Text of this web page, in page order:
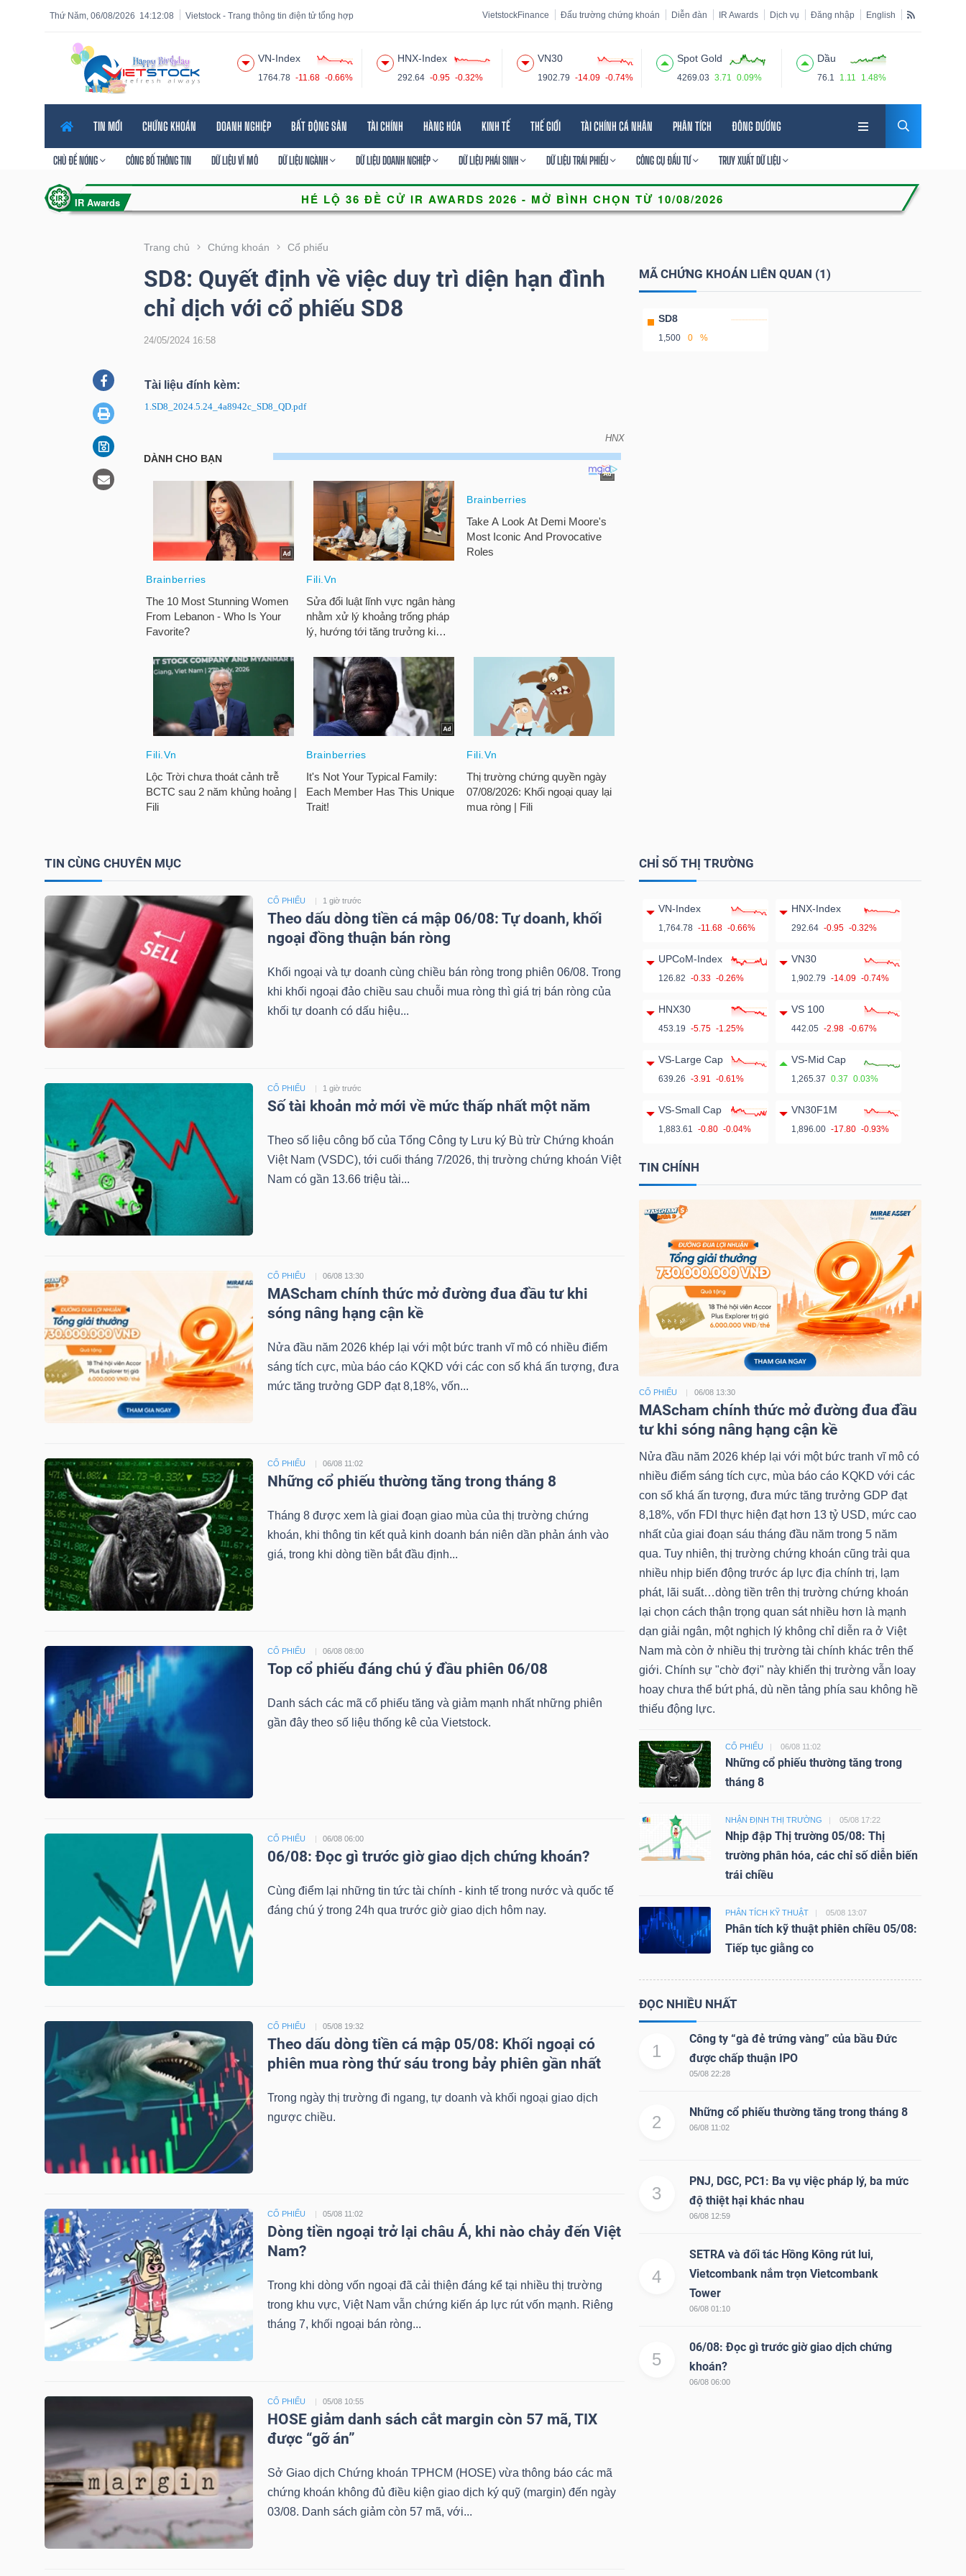
14:12:09
Thứ Năm, 06/08/2026 Vietstock - Trang thông tin điện tử tổng hợp VietstockFinance Đấu trường chứng khoán Diễn đàn IR Awards Dịch vụ Đăng nhập English
VN-Index
1764.78 -11.68 -0.66%
HNX-Index
292.64 -0.95 -0.32%
VN30
1902.79 -14.09 -0.74%
Spot Gold
4269.03 3.71 0.09%
Dầu
76.1 1.11 1.48%
TIN MỚI CHỨNG KHOÁN DOANH NGHIỆP BẤT ĐỘNG SẢN TÀI CHÍNH HÀNG HÓA KINH TẾ THẾ GIỚI TÀI CHÍNH CÁ NHÂN PHÂN TÍCH ĐÔNG DƯƠNG
CHỦ ĐỀ NÓNG CÔNG BỐ THÔNG TIN DỮ LIỆU VĨ MÔ DỮ LIỆU NGÀNH DỮ LIỆU DOANH NGHIỆP DỮ LIỆU PHÁI SINH DỮ LIỆU TRÁI PHIẾU CÔNG CỤ ĐẦU TƯ TRUY XUẤT DỮ LIỆU
Trang chủ Chứng khoán Cổ phiếu
SD8: Quyết định về việc duy trì diện hạn đình
chỉ dịch với cổ phiếu SD8
24/05/2024 16:58
Tài liệu đính kèm:
1.SD8_2024.5.24_4a8942c_SD8_QD.pdf
HNX
SD8: Quyết định về việc duy trì diện hạn đình chỉ dịch với cổ phiếu SD8
MÃ CHỨNG KHOÁN LIÊN QUAN (1)
SD8
1,500 0 %
TIN CÙNG CHUYÊN MỤC
CỔ PHIẾU 1 giờ trước
Theo dấu dòng tiền cá mập 06/08: Tự doanh, khối
ngoại đồng thuận bán ròng
Khối ngoại và tự doanh cùng chiều bán ròng trong phiên 06/08. Trong
khi khối ngoại đảo chiều sau chuỗi mua ròng thì giá trị bán ròng của
khối tự doanh có dấu hiệu...
CỔ PHIẾU 1 giờ trước
Số tài khoản mở mới về mức thấp nhất một năm
Theo số liệu công bố của Tổng Công ty Lưu ký Bù trừ Chứng khoán
Việt Nam (VSDC), tới cuối tháng 7/2026, thị trường chứng khoán Việt
Nam có gần 13.66 triệu tài...
CỔ PHIẾU 06/08 13:30
MAScham chính thức mở đường đua đầu tư khi
sóng nâng hạng cận kề
Nửa đầu năm 2026 khép lại với một bức tranh vĩ mô có nhiều điểm
sáng tích cực, mùa báo cáo KQKD với các con số khá ấn tượng, đưa
mức tăng trưởng GDP đạt 8,18%, vốn...
CỔ PHIẾU 06/08 11:02
Những cổ phiếu thường tăng trong tháng 8
Tháng 8 được xem là giai đoạn giao mùa của thị trường chứng
khoán, khi thông tin kết quả kinh doanh bán niên dần phản ánh vào
giá, trong khi dòng tiền bắt đầu định...
CỔ PHIẾU 06/08 08:00
Top cổ phiếu đáng chú ý đầu phiên 06/08
Danh sách các mã cổ phiếu tăng và giảm mạnh nhất những phiên
gần đây theo số liệu thống kê của Vietstock.
CỔ PHIẾU 06/08 06:00
06/08: Đọc gì trước giờ giao dịch chứng khoán?
Cùng điểm lại những tin tức tài chính - kinh tế trong nước và quốc tế
đáng chú ý trong 24h qua trước giờ giao dịch hôm nay.
CỔ PHIẾU 05/08 19:32
Theo dấu dòng tiền cá mập 05/08: Khối ngoại có
phiên mua ròng thứ sáu trong bảy phiên gần nhất
Trong ngày thị trường đi ngang, tự doanh và khối ngoại giao dịch
ngược chiều.
CỔ PHIẾU 05/08 11:02
Dòng tiền ngoại trở lại châu Á, khi nào chảy đến Việt
Nam?
Trong khi dòng vốn ngoại đã cải thiện đáng kể tại nhiều thị trường
trong khu vực, Việt Nam vẫn chứng kiến áp lực rút vốn mạnh. Riêng
tháng 7, khối ngoại bán ròng...
CỔ PHIẾU 05/08 10:55
HOSE giảm danh sách cắt margin còn 57 mã, TIX
được “gỡ án”
Sở Giao dịch Chứng khoán TPHCM (HOSE) vừa thông báo các mã
chứng khoán không đủ điều kiện giao dịch ký quỹ (margin) đến ngày
03/08. Danh sách giảm còn 57 mã, với...
CHỈ SỐ THỊ TRƯỜNG
VN-Index
1,764.78 -11.68 -0.66%
HNX-Index
292.64 -0.95 -0.32%
UPCoM-Index
126.82 -0.33 -0.26%
VN30
1,902.79 -14.09 -0.74%
HNX30
453.19 -5.75 -1.25%
VS 100
442.05 -2.98 -0.67%
VS-Large Cap
639.26 -3.91 -0.61%
VS-Mid Cap
1,265.37 0.37 0.03%
VS-Small Cap
1,883.61 -0.80 -0.04%
VN30F1M
1,896.00 -17.80 -0.93%
TIN CHÍNH
CỔ PHIẾU 06/08 13:30
MAScham chính thức mở đường đua đầu
tư khi sóng nâng hạng cận kề
Nửa đầu năm 2026 khép lại với một bức tranh vĩ mô có
nhiều điểm sáng tích cực, mùa báo cáo KQKD với các
con số khá ấn tượng, đưa mức tăng trưởng GDP đạt
8,18%, vốn FDI thực hiện đạt hơn 13 tỷ USD, mức cao
nhất của giai đoạn sáu tháng đầu năm trong 5 năm
qua. Tuy nhiên, thị trường chứng khoán cũng trải qua
nhiều nhịp biến động trước áp lực địa chính trị, lạm
phát, lãi suất…dòng tiền trên thị trường chứng khoán
lại chọn cách thận trọng quan sát nhiều hơn là mạnh
dạn giải ngân, một nghịch lý không chỉ diễn ra ở Việt
Nam mà còn ở nhiều thị trường tài chính khác trên thế
giới. Chính sự "chờ đợi" này khiến thị trường vẫn loay
hoay chưa thể bứt phá, dù nền tảng phía sau không hề
thiếu động lực.
CỔ PHIẾU 06/08 11:02
Những cổ phiếu thường tăng trong
tháng 8
NHẬN ĐỊNH THỊ TRƯỜNG 05/08 17:22
Nhịp đập Thị trường 05/08: Thị
trường phân hóa, các chỉ số diễn biến
trái chiều
PHÂN TÍCH KỸ THUẬT 05/08 13:07
Phân tích kỹ thuật phiên chiều 05/08:
Tiếp tục giằng co
ĐỌC NHIỀU NHẤT
1
Công ty “gà đẻ trứng vàng” của bầu Đức
được chấp thuận IPO
05/08 22:28
2
Những cổ phiếu thường tăng trong tháng 8
06/08 11:02
3
PNJ, DGC, PC1: Ba vụ việc pháp lý, ba mức
độ thiệt hại khác nhau
06/08 12:59
4
SETRA và đối tác Hồng Kông rút lui,
Vietcombank nắm trọn Vietcombank
Tower
06/08 01:10
5
06/08: Đọc gì trước giờ giao dịch chứng
khoán?
06/08 06:00
Tính năng
năng
VIETSTOCK
DƯƠNG
CHÍNH
TÍCH
VIETSTOCKFINANCE
NGÀNH
PHIẾU
PHÁI
SINH
PHIẾU
CÔNG
ĐẦU
Ngành
SECTOR
NĂNG
LƯỢNG
NGUYÊN
VẬT
LIỆU
TIÊU
DÙNG
KHÔNG